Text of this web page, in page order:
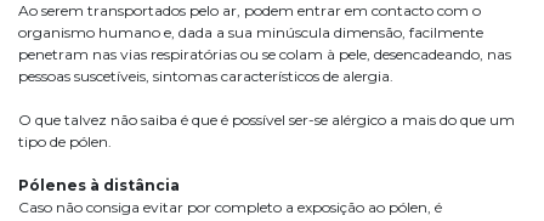
Ao serem transportados pelo ar, podem entrar em contacto com o
organismo humano e, dada a sua minúscula dimensão, facilmente
penetram nas vias respiratórias ou se colam à pele, desencadeando, nas
pessoas suscetíveis, sintomas característicos de alergia.
O que talvez não saiba é que é possível ser-se alérgico a mais do que um
tipo de pólen.
Pólenes à distância
Caso não consiga evitar por completo a exposição ao pólen, é